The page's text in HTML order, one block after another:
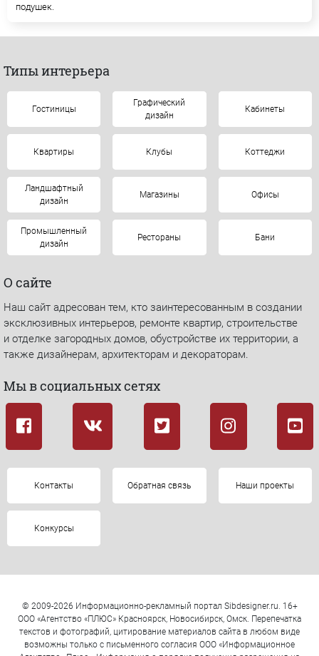
подушек.
Типы интерьера
Гостиницы
Графический
дизайн
Кабинеты
Квартиры Клубы Коттеджи
Ландшафтный
дизайн
Магазины Офисы
Промышленный
дизайн
Рестораны Бани
О сайте
Наш сайт адресован тем, кто заинтересованным в создании
эксклюзивных интерьеров, ремонте квартир, строительстве
и отделке загородных домов, обустройстве их территории, а
также дизайнерам, архитекторам и декораторам.
Мы в социальных сетях
Контакты Обратная связь Наши проекты
Конкурсы
© 2009-2026 Информационно-рекламный портал Sibdesigner.ru. 16+
ООО «Агентство «ПЛЮС» Красноярск, Новосибирск, Омск. Перепечатка
текстов и фотографий, цитирование материалов сайта в любом виде
возможны только с письменного согласия ООО «Информационное